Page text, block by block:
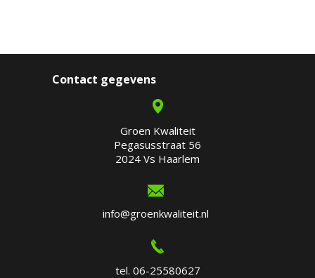
Contact gegevens
Groen Kwaliteit
Pegasusstraat 56
2024 Vs Haarlem
info@groenkwaliteit.nl
tel. 06-25580627